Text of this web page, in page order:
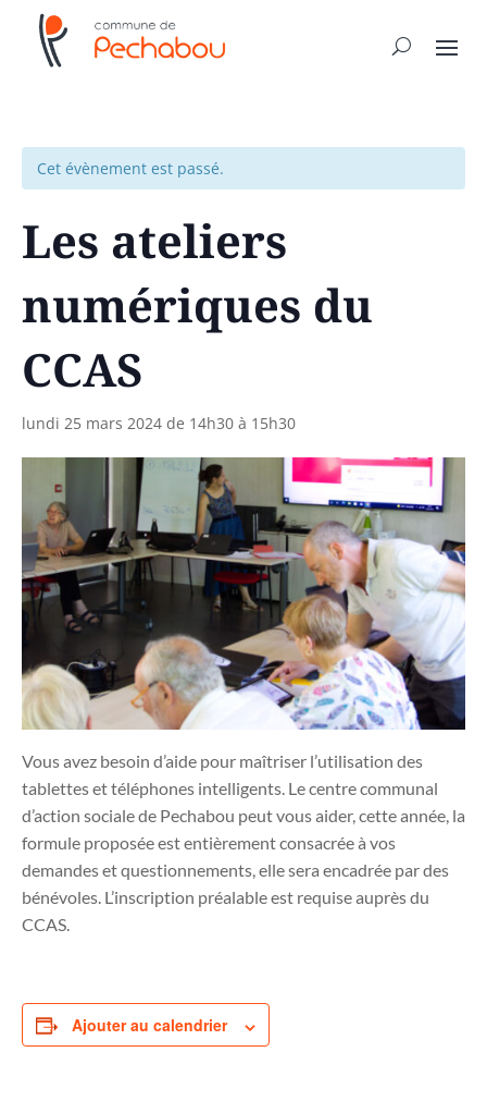
Cet évènement est passé.
Les ateliers
numériques du
CCAS
lundi 25 mars 2024 de 14h30 à 15h30
Vous avez besoin d’aide pour maîtriser l’utilisation des
tablettes et téléphones intelligents. Le centre communal
d’action sociale de Pechabou peut vous aider, cette année, la
formule proposée est entièrement consacrée à vos
demandes et questionnements, elle sera encadrée par des
bénévoles. L’inscription préalable est requise auprès du
CCAS.
Ajouter au calendrier